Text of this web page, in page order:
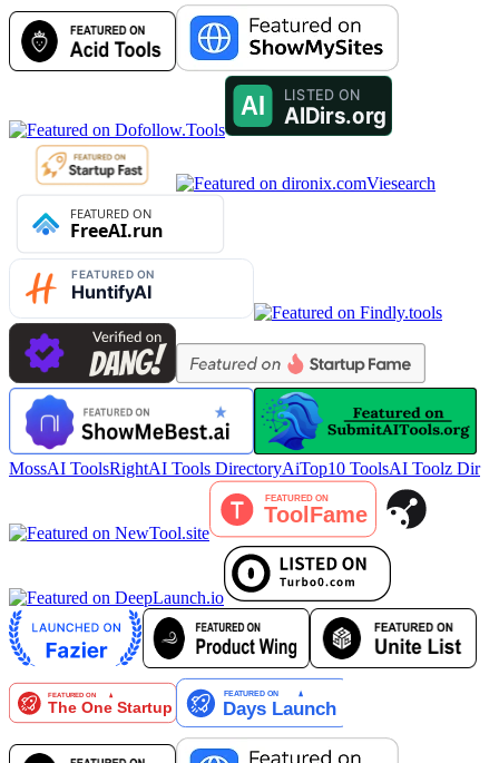
Viesearch
MossAI ToolsRightAI Tools DirectoryAiTop10 ToolsAI Toolz Dir